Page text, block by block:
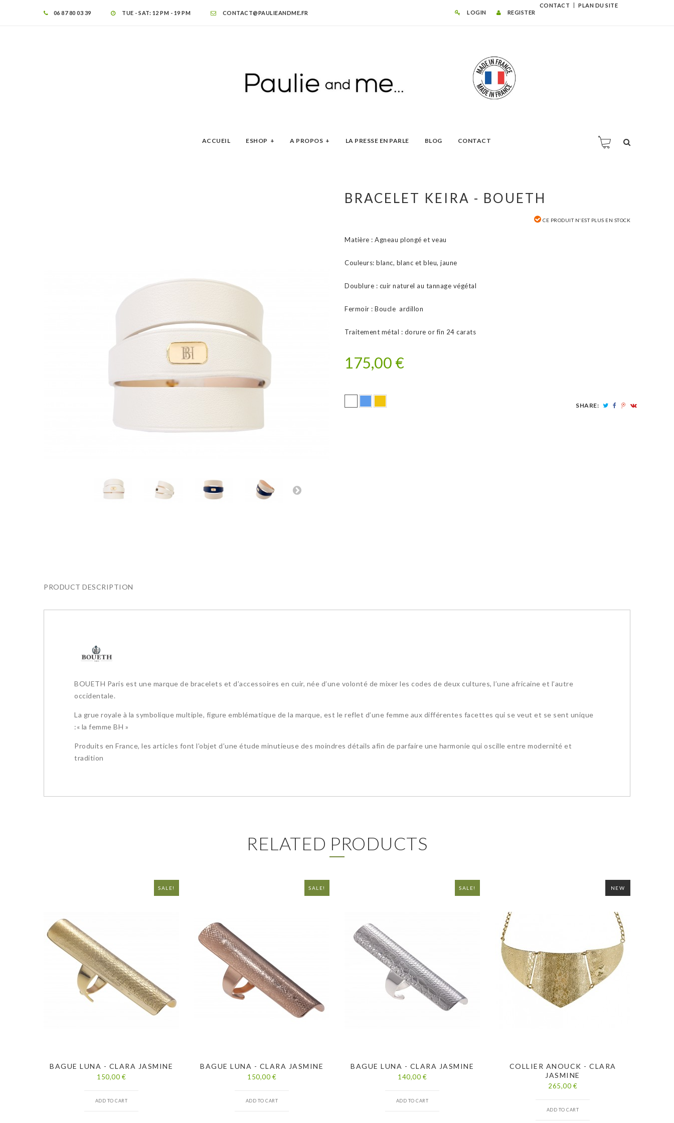
06 87 80 03 39 TUE - SAT: 12 PM - 19 PM CONTACT@PAULIEANDME.FR LOGIN REGISTER
CONTACT PLAN DU SITE
ACCUEIL ESHOP A PROPOS LA PRESSE EN PARLE BLOG CONTACT
BRACELET KEIRA - BOUETH
SHARE:
CE PRODUIT N'EST PLUS EN STOCK
Matière : Agneau plongé et veau
Couleurs: blanc, blanc et bleu, jaune
Doublure : cuir naturel au tannage végétal
Fermoir : Boucle ardillon
Traitement métal : dorure or fin 24 carats
175,00 €
PRODUCT DESCRIPTION
BOUETH Paris est une marque de bracelets et d’accessoires en cuir, née d’une volonté de mixer les codes de deux cultures, l’une africaine et l’autre
occidentale.
La grue royale à la symbolique multiple, figure emblématique de la marque, est le reflet d’une femme aux différentes facettes qui se veut et se sent unique
:« la femme BH »
Produits en France, les articles font l’objet d’une étude minutieuse des moindres détails afin de parfaire une harmonie qui oscille entre modernité et
tradition
RELATED PRODUCTS
NEW
SALE!
BAGUE LUNA - CLARA JASMINE
150,00 €
ADD TO CART
NEW
SALE!
BAGUE LUNA - CLARA JASMINE
150,00 €
ADD TO CART
NEW
SALE!
BAGUE LUNA - CLARA JASMINE
140,00 €
ADD TO CART
NEW
COLLIER ANOUCK - CLARA
JASMINE
265,00 €
ADD TO CART